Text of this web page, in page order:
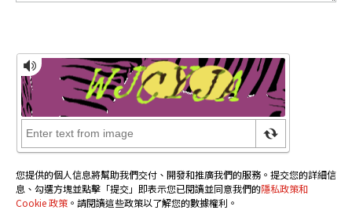
您提供的個人信息將幫助我們交付、開發和推廣我們的服務。提交您的詳細信
息、勾選方塊並點擊「提交」即表示您已閱讀並同意我們的隱私政策和
Cookie 政策 。請閱讀這些政策以了解您的數據權利。